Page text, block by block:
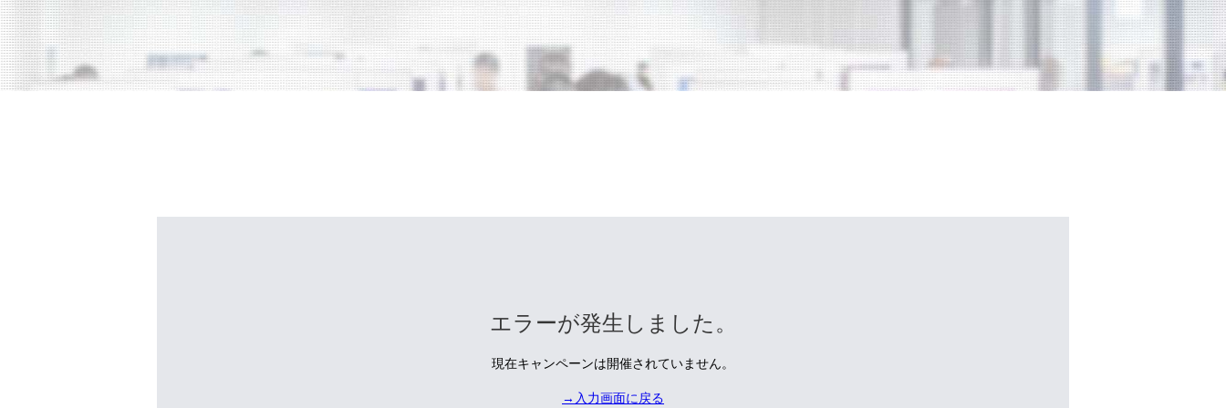
エラーが発生しました。
現在キャンペーンは開催されていません。
→入力画面に戻る